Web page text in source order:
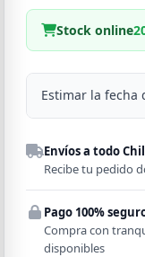
Stock online
Estimar la fecha
Despacho a
Región
Comuna
Envíos a todo
Recibe tu pedido
Pago 100%
Compra con
disponibles